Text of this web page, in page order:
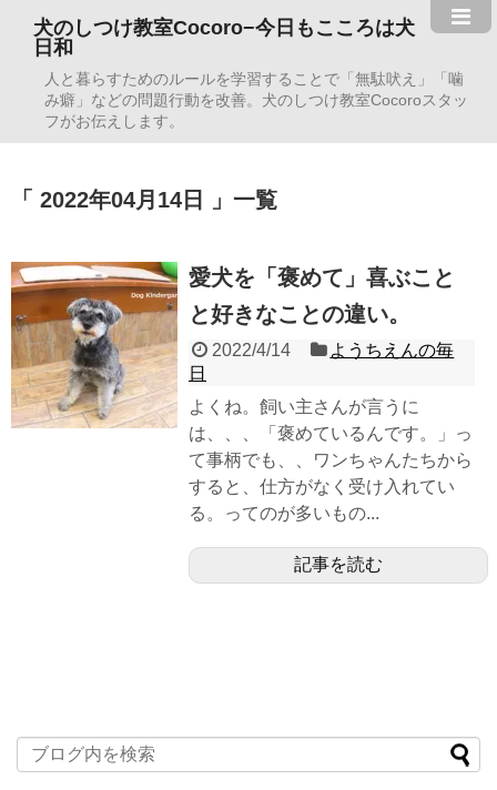
犬のしつけ教室Cocoro−今日もこころは犬
日和
人と暮らすためのルールを学習することで「無駄吠え」「噛
み癖」などの問題行動を改善。犬のしつけ教室Cocoroスタッ
フがお伝えします。
2022年04月14日 一覧
愛犬を「褒めて」喜ぶこと
と好きなことの違い。
2022/4/14
ようちえんの毎
日
よくね。飼い主さんが言うに
は、、、「褒めているんです。」っ
て事柄でも、、ワンちゃんたちから
すると、仕方がなく受け入れてい
る。ってのが多いもの...
記事を読む